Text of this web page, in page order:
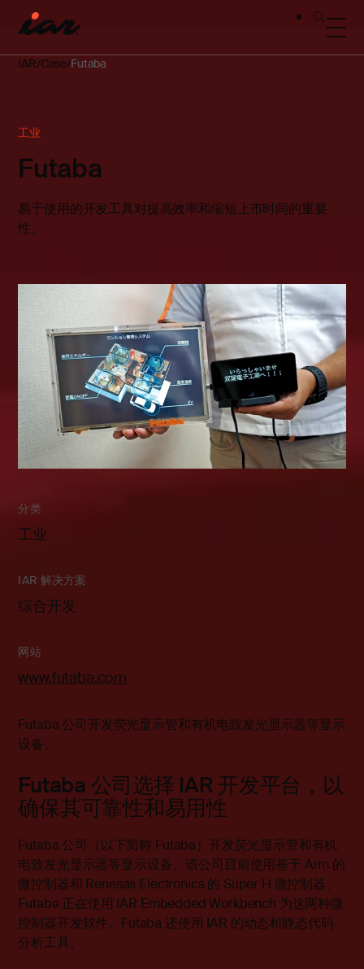
IAR Case Futaba
工业
Futaba
易于使用的开发工具对提高效率和缩短上市时间的重要
性。
分类
工业
IAR 解决方案
综合开发
网站
www.futaba.com
Futaba 公司开发荧光显示管和有机电致发光显示器等显示
设备。
Futaba 公司选择 IAR 开发平台，以
确保其可靠性和易用性
Futaba 公司（以下简称 Futaba）开发荧光显示管和有机
电致发光显示器等显示设备。该公司目前使用基于 Arm 的
微控制器和 Renesas Electronics 的 Super H 微控制器。
Futaba 正在使用 IAR Embedded Workbench 为这两种微
控制器开发软件。Futaba 还使用 IAR 的动态和静态代码
分析工具。